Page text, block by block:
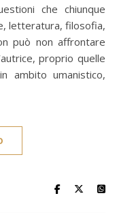
che chiunque
letteratura, filosofia,
può non affrontare
proprio quelle
ambito umanistico,